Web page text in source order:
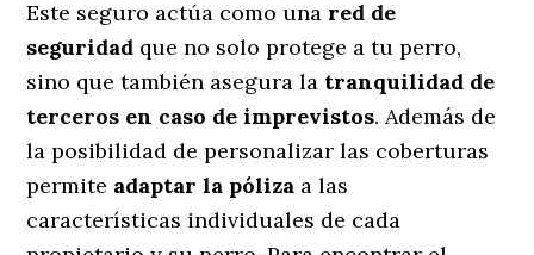
Este seguro actúa como una red de
seguridad que no solo protege a tu perro,
sino que también asegura la tranquilidad de
terceros en caso de imprevistos. Además de
la posibilidad de personalizar las coberturas
permite adaptar la póliza a las
características individuales de cada